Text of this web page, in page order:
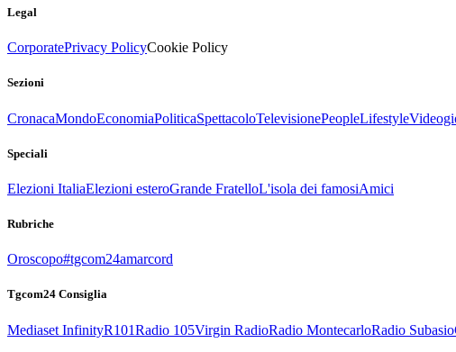
Legal
CorporatePrivacy PolicyCookie Policy
Sezioni
CronacaMondoEconomiaPoliticaSpettacoloTelevisionePeopleLifestyle
Speciali
Elezioni ItaliaElezioni esteroGrande FratelloL'isola dei famosiAmici
Rubriche
Oroscopo#tgcom24amarcord
Tgcom24 Consiglia
Mediaset InfinityR101Radio 105Virgin RadioRadio MontecarloRadio Subasio